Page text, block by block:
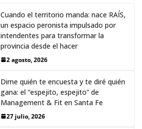
Cuando el territorio manda: nace RAÍS,
un espacio peronista impulsado por
intendentes para transformar la
provincia desde el hacer
2 agosto, 2026
Dime quién te encuesta y te diré quién
gana: el “espejito, espejito” de
Management & Fit en Santa Fe
27 julio, 2026